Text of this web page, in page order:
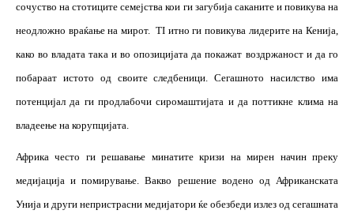
сочуство на стотиците семејства кои ги загубија саканите и повикува на
неодложно враќање на мирот. TI итно ги повикува лидерите на Кенија,
како во владата така и во опозицијата да покажат воздржаност и да го
побараат истото од своите следбеници. Сегашното насилство има
потенцијал да ги продлабочи сиромаштијата и да поттикне клима на
владеење на корупцијата.
Африка често ги решавање минатите кризи на мирен начин преку
медијација и помирување. Вакво решение водено од Африканската
Унија и други непристрасни медијатори ќе обезбеди излез од сегашната